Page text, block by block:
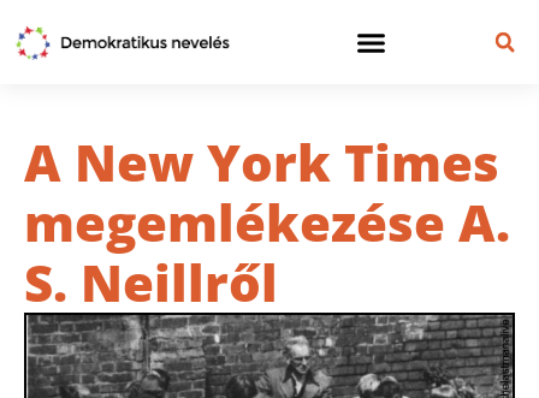
A New York Times
megemlékezése A.
S. Neillről